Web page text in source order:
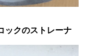
ックのストレーナ